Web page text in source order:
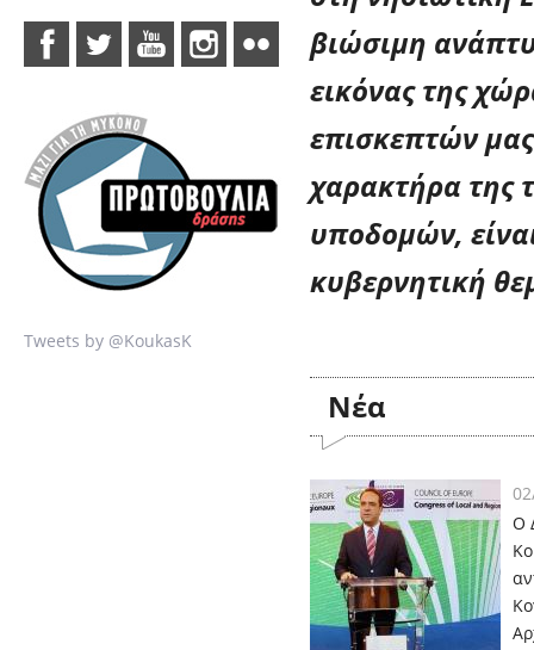
Tweets by @KoukasK
βιώσιμη
εικόνας της
επισκεπτών
χαρακτήρα της
υποδομών,
κυβερνητική
Nέα
Ο